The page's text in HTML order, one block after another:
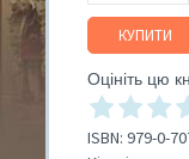
КУПИТИ
Оцініть цю
ISBN: 979-0-